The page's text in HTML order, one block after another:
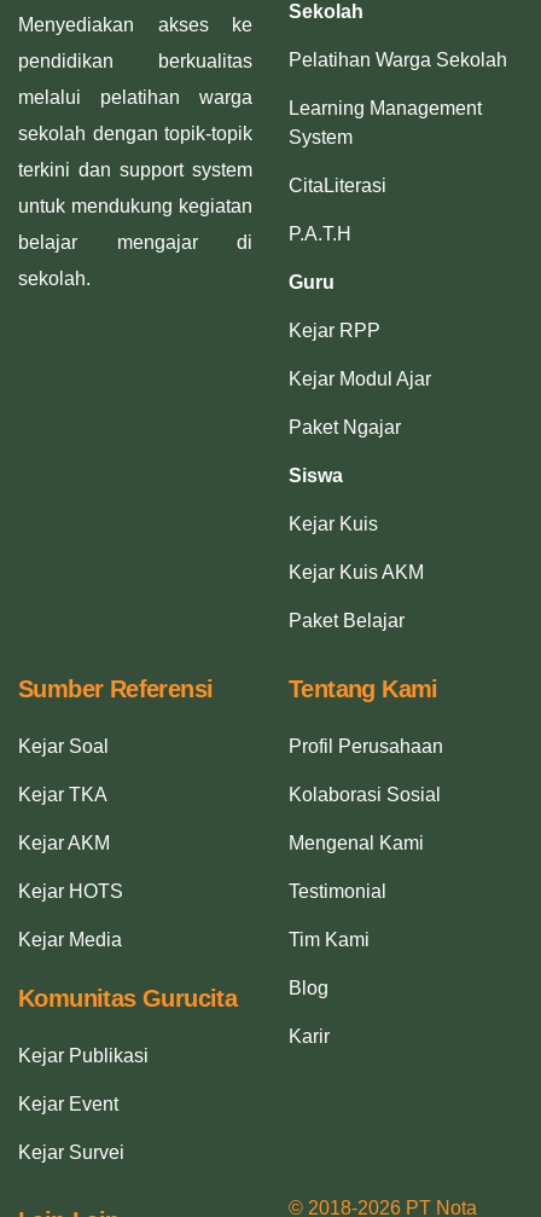
Menyediakan akses ke
pendidikan berkualitas
melalui pelatihan warga
sekolah dengan topik-topik
terkini dan support system
untuk mendukung kegiatan
belajar mengajar di
sekolah.
Sekolah
Pelatihan Warga Sekolah
Learning Management
System
CitaLiterasi
P.A.T.H
Guru
Kejar RPP
Kejar Modul Ajar
Paket Ngajar
Siswa
Kejar Kuis
Kejar Kuis AKM
Paket Belajar
Sumber Referensi
Kejar Soal
Kejar TKA
Kejar AKM
Kejar HOTS
Kejar Media
Komunitas Gurucita
Kejar Publikasi
Kejar Event
Kejar Survei
Tentang Kami
Profil Perusahaan
Kolaborasi Sosial
Mengenal Kami
Testimonial
Tim Kami
Blog
Karir
© 2018-2026 PT Nota